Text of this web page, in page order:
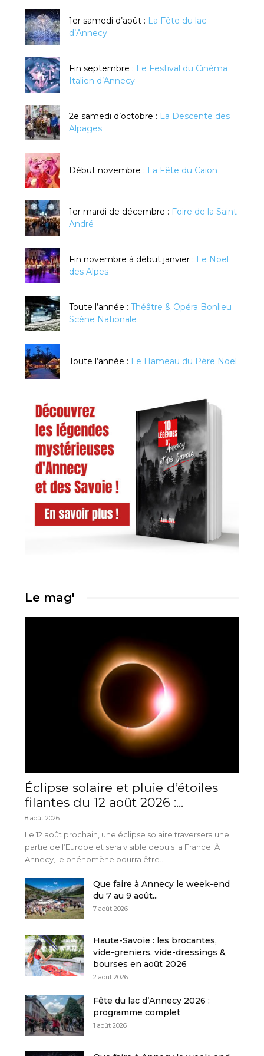
1er samedi d’août : La Fête du lac
d’Annecy
Fin septembre : Le Festival du Cinéma
Italien d’Annecy
2e samedi d’octobre : La Descente des
Alpages
Début novembre : La Fête du Caïon
1er mardi de décembre : Foire de la Saint
André
Fin novembre à début janvier : Le Noël
des Alpes
Toute l’année : Théâtre & Opéra Bonlieu
Scène Nationale
Toute l’année : Le Hameau du Père Noël
Le mag'
Éclipse solaire et pluie d’étoiles
filantes du 12 août 2026 :...
8 août 2026
Le 12 août prochain, une éclipse solaire traversera une
partie de l’Europe et sera visible depuis la France. À
Annecy, le phénomène pourra être...
Que faire à Annecy le week-end
du 7 au 9 août...
7 août 2026
Haute-Savoie : les brocantes,
vide-greniers, vide-dressings &
bourses en août 2026
2 août 2026
Fête du lac d’Annecy 2026 :
programme complet
1 août 2026